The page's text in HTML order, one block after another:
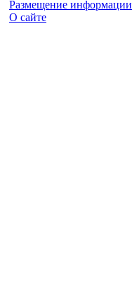
Размещение информации
О сайте